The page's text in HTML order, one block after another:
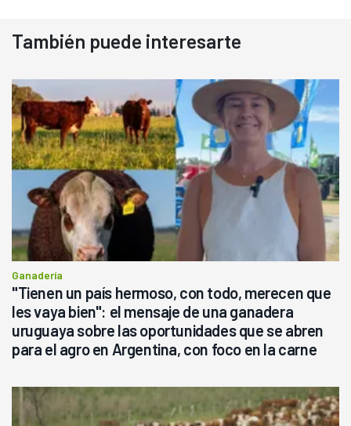
También puede interesarte
Ganadería
"Tienen un país hermoso, con todo, merecen que
les vaya bien": el mensaje de una ganadera
uruguaya sobre las oportunidades que se abren
para el agro en Argentina, con foco en la carne